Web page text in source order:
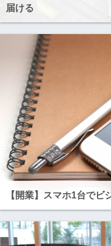
届ける
【開業】スマホ1台で